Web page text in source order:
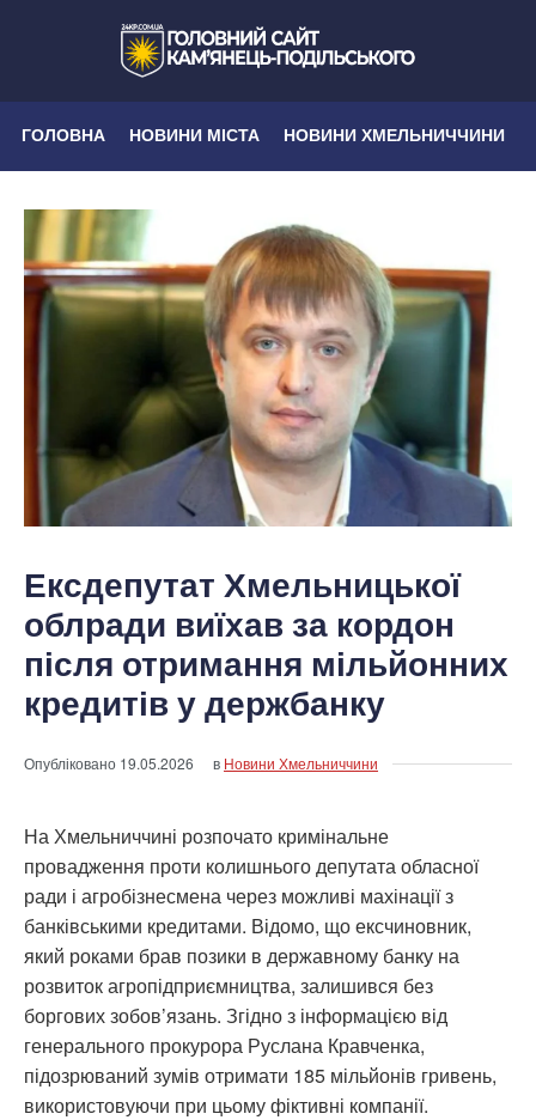
ГОЛОВНА НОВИНИ МІСТА НОВИНИ ХМЕЛЬНИЧЧИНИ
Ексдепутат Хмельницької
облради виїхав за кордон
після отримання мільйонних
кредитів у держбанку
Опубліковано 19.05.2026 в Новини Хмельниччини
На Хмельниччині розпочато кримінальне
провадження проти колишнього депутата обласної
ради і агробізнесмена через можливі махінації з
банківськими кредитами. Відомо, що ексчиновник,
який роками брав позики в державному банку на
розвиток агропідприємництва, залишився без
боргових зобов’язань. Згідно з інформацією від
генерального прокурора Руслана Кравченка,
підозрюваний зумів отримати 185 мільйонів гривень,
використовуючи при цьому фіктивні компанії.